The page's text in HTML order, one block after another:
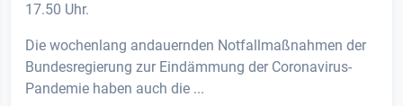
17.50 Uhr.
Die wochenlang andauernden Notfallmaßnahmen der
Bundesregierung zur Eindämmung der Coronavirus-
Pandemie haben auch die ...